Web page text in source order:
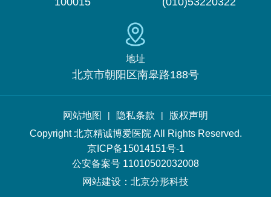
地址
北京市朝阳区南皋路188号
网站地图 | 隐私条款 |
版权声明
Copyright 北京精诚博爱医院 All Rights Reserved.
京ICP备15014151号-1
公安备案号 11010502032008
网站建设 ： 北京分形科技